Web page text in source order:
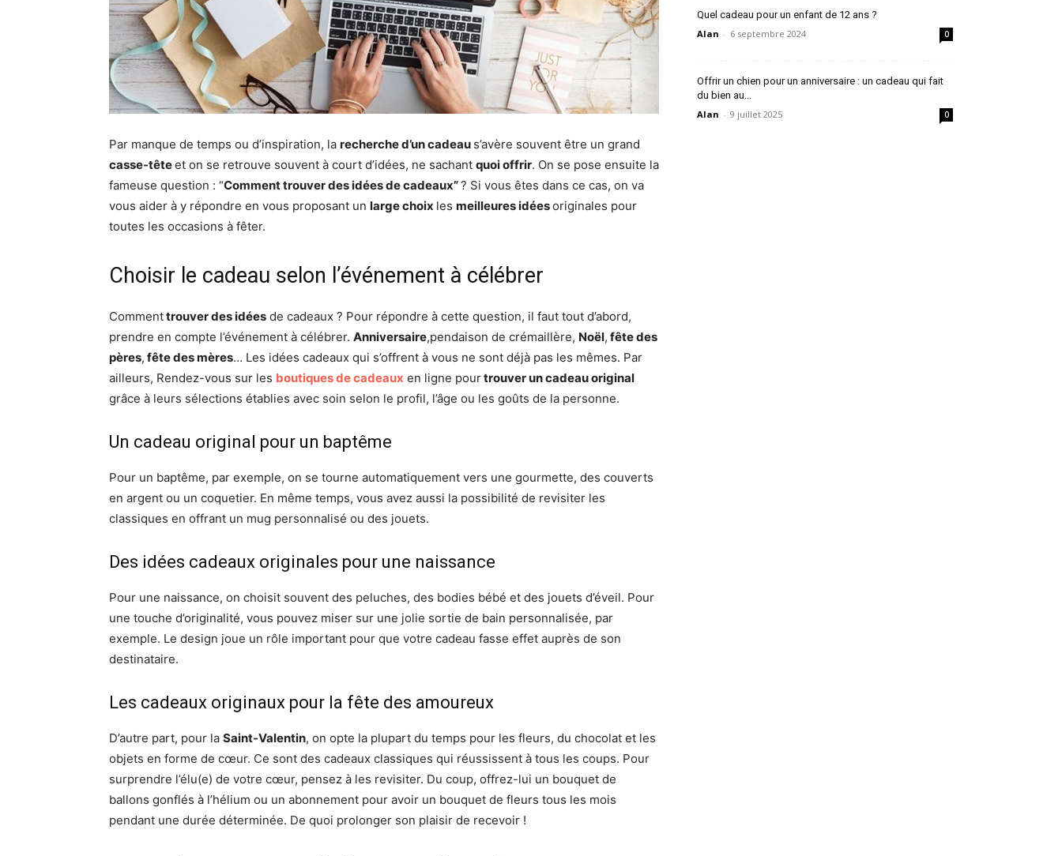
Par manque de temps ou d’inspiration, la recherche d’un cadeau s’avère souvent être un grand
casse-têteet on se retrouve souvent à court d’idées, ne sachant quoi offrir. On se pose ensuite la
fameuse question : “Comment trouver des idées de cadeaux”? Si vous êtes dans ce cas, on va
vous aider à y répondre en vous proposant un large choix les meilleures idéesoriginales pour
toutes les occasions à fêter.
Choisir le cadeau selon l’événement à célébrer
Commenttrouver des idées de cadeaux ? Pour répondre à cette question, il faut tout d’abord,
prendre en compte l’événement à célébrer. Anniversaire,pendaison de crémaillère, Noël, fête des
pères, fête des mères… Les idées cadeaux qui s’offrent à vous ne sont déjà pas les mêmes. Par
ailleurs, Rendez-vous sur les boutiques de cadeaux en ligne pourtrouver un cadeau original
grâce à leurs sélections établies avec soin selon le profil, l’âge ou les goûts de la personne.
Un cadeau original pour un baptême
Pour un baptême, par exemple, on se tourne automatiquement vers une gourmette, des couverts
en argent ou un coquetier. En même temps, vous avez aussi la possibilité de revisiter les
classiques en offrant un mug personnalisé ou des jouets.
Des idées cadeaux originales pour une naissance
Pour une naissance, on choisit souvent des peluches, des bodies bébé et des jouets d’éveil. Pour
une touche d’originalité, vous pouvez miser sur une jolie sortie de bain personnalisée, par
exemple. Le design joue un rôle important pour que votre cadeau fasse effet auprès de son
destinataire.
Les cadeaux originaux pour la fête des amoureux
D’autre part, pour la Saint-Valentin, on opte la plupart du temps pour les fleurs, du chocolat et les
objets en forme de cœur. Ce sont des cadeaux classiques qui réussissent à tous les coups. Pour
surprendre l’élu(e) de votre cœur, pensez à les revisiter. Du coup, offrez-lui un bouquet de
ballons gonflés à l’hélium ou un abonnement pour avoir un bouquet de fleurs tous les mois
pendant une durée déterminée. De quoi prolonger son plaisir de recevoir !
Quel cadeau pour un enfant de 12 ans ?
Alan - 6 septembre 2024 0
Offrir un chien pour un anniversaire : un cadeau qui fait
du bien au...
Alan - 9 juillet 2025 0